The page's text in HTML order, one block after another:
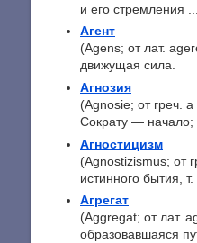
и его стремления ...
Агент
(Agens; от лат.
движущая сила.
Агнозия
(Agnosie; от греч.
Сократу — начало;
Агностицизм
(Agnostizismus; от
истинного бытия, т.
Агрегат
(Aggregat; от лат.
образовавшаяся